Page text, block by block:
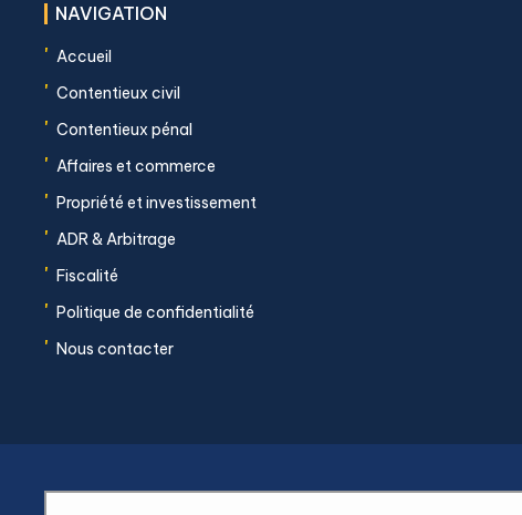
NAVIGATION
' Accueil
' Contentieux civil
' Contentieux pénal
' Affaires et commerce
' Propriété et investissement
' ADR & Arbitrage
' Fiscalité
' Politique de confidentialité
' Nous contacter